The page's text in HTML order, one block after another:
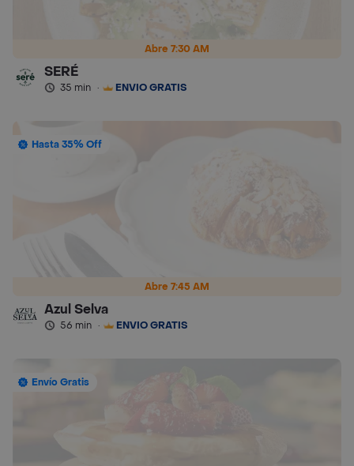
Abre 7:30 AM
SERÉ
35 min · ENVÍO GRATIS
Abre 7:45 AM
Hasta 35% Off
Azul Selva
56 min · ENVÍO GRATIS
Envío Gratis